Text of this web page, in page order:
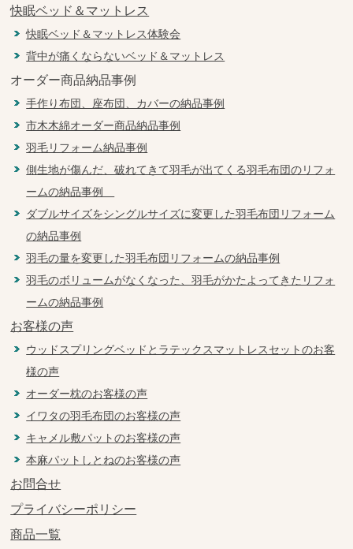
快眠ベッド＆マットレス
快眠ベッド＆マットレス体験会
背中が痛くならないベッド＆マットレス
オーダー商品納品事例
手作り布団、座布団、カバーの納品事例
市木木綿オーダー商品納品事例
羽毛リフォーム納品事例
側生地が傷んだ、破れてきて羽毛が出てくる羽毛布団のリフォ
ームの納品事例
ダブルサイズをシングルサイズに変更した羽毛布団リフォーム
の納品事例
羽毛の量を変更した羽毛布団リフォームの納品事例
羽毛のボリュームがなくなった、羽毛がかたよってきたリフォ
ームの納品事例
お客様の声
ウッドスプリングベッドとラテックスマットレスセットのお客
様の声
オーダー枕のお客様の声
イワタの羽毛布団のお客様の声
キャメル敷パットのお客様の声
本麻パットしとねのお客様の声
お問合せ
プライバシーポリシー
商品一覧